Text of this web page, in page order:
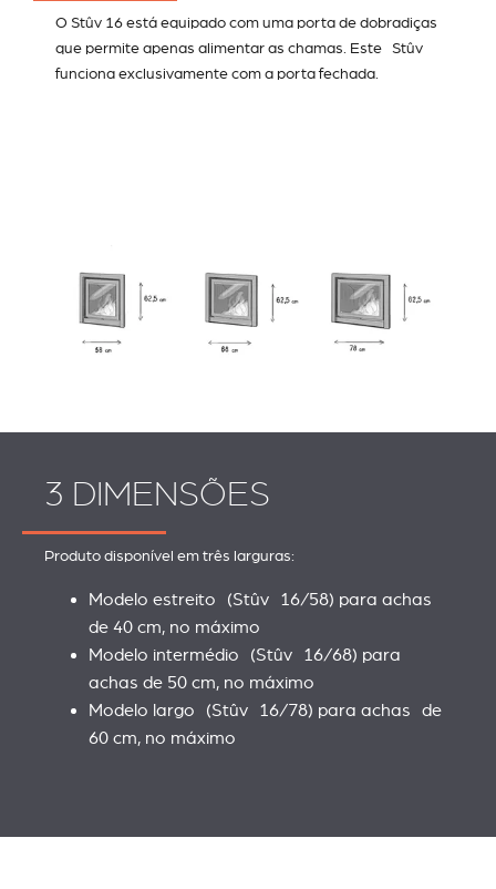
O Stûv 16 está equipado com uma porta de dobradiças
que permite apenas alimentar as chamas. Este Stûv
funciona exclusivamente com a porta fechada.
3 DIMENSÕES
Produto disponível em três larguras:
Modelo estreito (Stûv 16/58) para achas
de 40 cm, no máximo
Modelo intermédio (Stûv 16/68) para
achas de 50 cm, no máximo
Modelo largo (Stûv 16/78) para achas de
60 cm, no máximo